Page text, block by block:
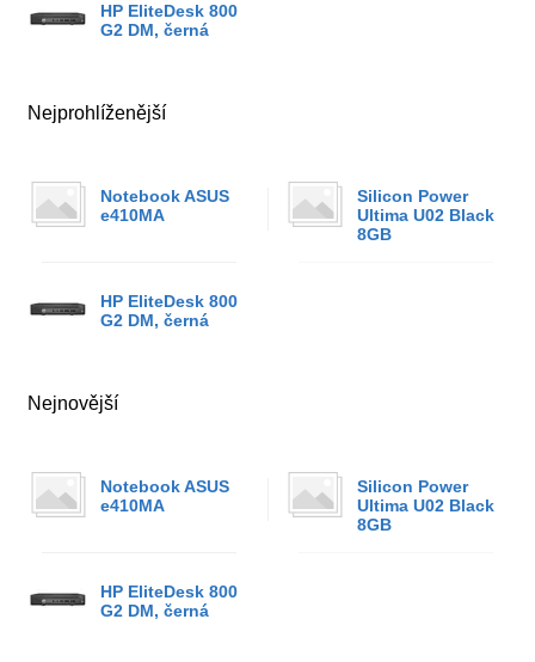
HP EliteDesk 800
G2 DM, černá
Nejprohlíženější
Notebook ASUS
e410MA
Silicon Power
Ultima U02 Black
8GB
HP EliteDesk 800
G2 DM, černá
Nejnovější
Notebook ASUS
e410MA
Silicon Power
Ultima U02 Black
8GB
HP EliteDesk 800
G2 DM, černá